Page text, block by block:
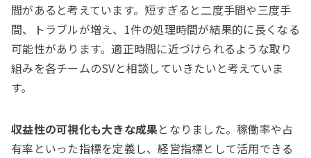
間があると考えています。短すぎると二度手間や三度手
間、トラブルが増え、1件の処理時間が結果的に長くなる
可能性があります。適正時間に近づけられるような取り
組みを各チームのSVと相談していきたいと考えていま
す。
収益性の可視化も大きな成果となりました。稼働率や占
有率といった指標を定義し、経営指標として活用できる